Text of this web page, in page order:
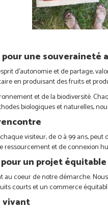
une souveraineté
d’autonomie et de partage,
en produisant des fruits et
et de la biodiversité.
biologiques et naturelles,
visiteur, de 0 à 99 ans,
ressourcement et de connexion
un projet équitable
au coeur de notre démarche.
courts et un commerce
vivant